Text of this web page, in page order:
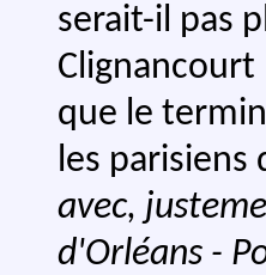
serait-il pas
que le
les
avec,
d'Orléans -